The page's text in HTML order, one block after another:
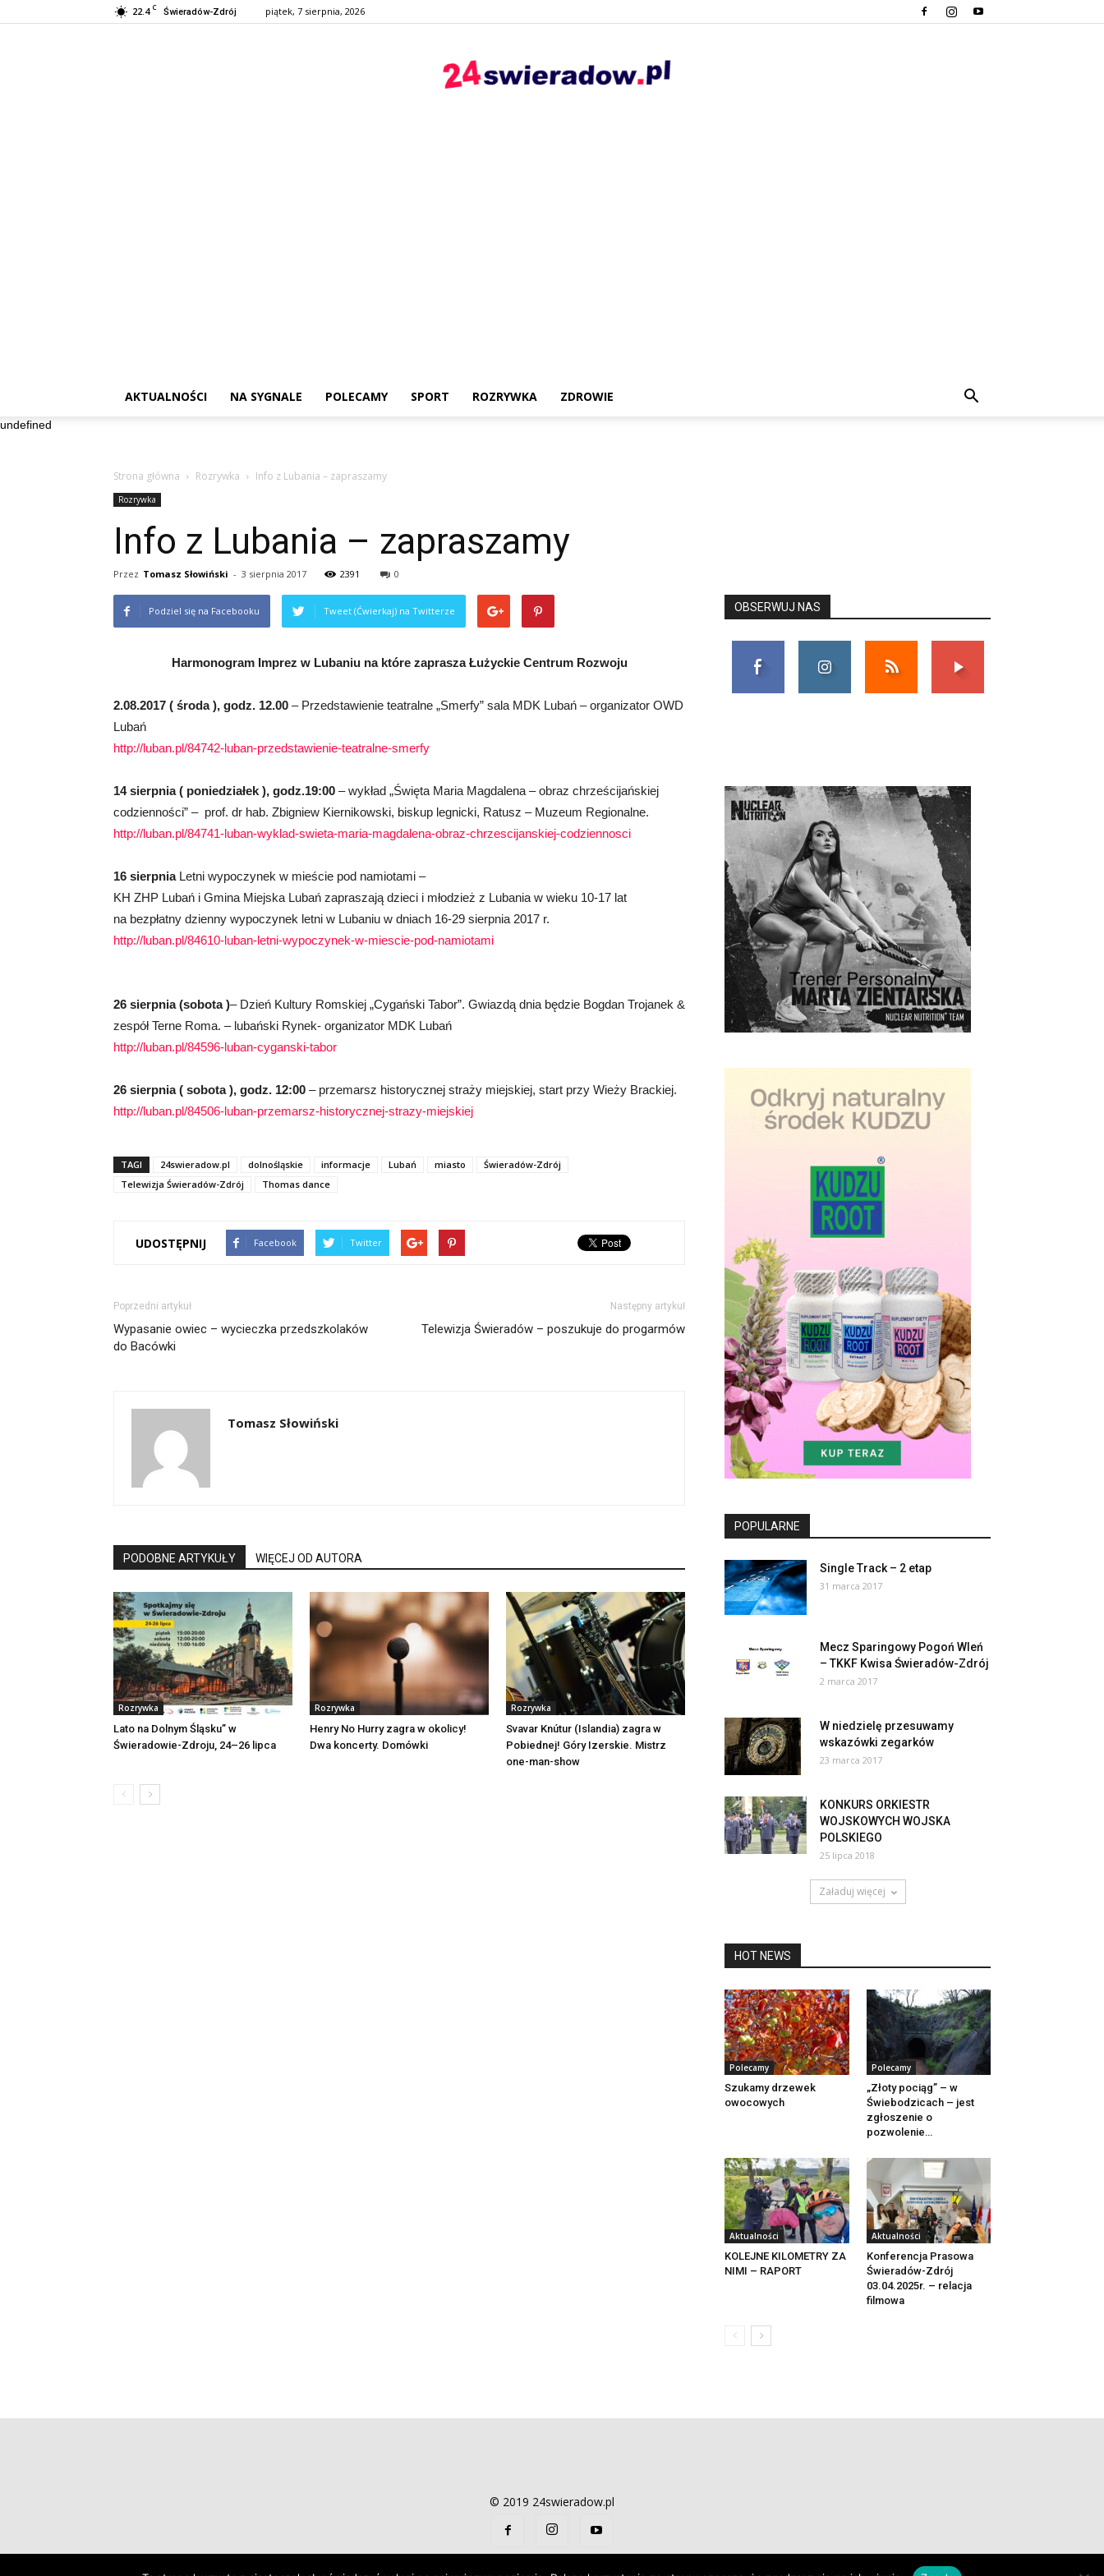
22.4 C Świeradów-Zdrój piątek, 7 sierpnia, 2026
AKTUALNOŚCI NA SYGNALE POLECAMY SPORT ROZRYWKA ZDROWIE
undefined
Strona główna Rozrywka Info z Lubania – zapraszamy
Rozrywka
Info z Lubania – zapraszamy
Przez Tomasz Słowiński - 3 sierpnia 2017 2391 0
Podziel się na Facebooku Tweet (Ćwierkaj) na Twitterze
Harmonogram Imprez w Lubaniu na które zaprasza Łużyckie Centrum Rozwoju
2.08.2017 ( środa ), godz. 12.00 – Przedstawienie teatralne „Smerfy” sala MDK Lubań – organizator OWD
Lubań
http://luban.pl/84742-luban-przedstawienie-teatralne-smerfy
14 sierpnia ( poniedziałek ), godz.19:00 – wykład „Święta Maria Magdalena – obraz chrześcijańskiej
codzienności” – prof. dr hab. Zbigniew Kiernikowski, biskup legnicki, Ratusz – Muzeum Regionalne.
http://luban.pl/84741-luban-wyklad-swieta-maria-magdalena-obraz-chrzescijanskiej-codziennosci
16 sierpniaLetni wypoczynek w mieście pod namiotami –
KH ZHP Lubań i Gmina Miejska Lubań zapraszają dzieci i młodzież z Lubania w wieku 10-17 lat
na bezpłatny dzienny wypoczynek letni w Lubaniu w dniach 16-29 sierpnia 2017 r.
http://luban.pl/84610-luban-letni-wypoczynek-w-miescie-pod-namiotami
26 sierpnia (sobota )– Dzień Kultury Romskiej „Cygański Tabor”. Gwiazdą dnia będzie Bogdan Trojanek &
zespół Terne Roma. – lubański Rynek- organizator MDK Lubań
http://luban.pl/84596-luban-cyganski-tabor
26 sierpnia ( sobota ), godz. 12:00 – przemarsz historycznej straży miejskiej, start przy Wieży Brackiej.
http://luban.pl/84506-luban-przemarsz-historycznej-strazy-miejskiej
TAGI 24swieradow.pl dolnośląskie informacje Lubań miasto
Świeradów-Zdrój
Telewizja Świeradów-Zdrój
Thomas dance
UDOSTĘPNIJ Facebook Twitter
Poprzedni artykuł
Wypasanie owiec – wycieczka przedszkolaków
do Bacówki
Następny artykuł
Telewizja Świeradów – poszukuje do progarmów
Tomasz Słowiński
PODOBNE ARTYKUŁY WIĘCEJ OD AUTORA
Rozrywka
Lato na Dolnym Śląsku” w
Świeradowie-Zdroju, 24–26 lipca
Rozrywka
Henry No Hurry zagra w okolicy!
Dwa koncerty. Domówki
Rozrywka
Svavar Knútur (Islandia) zagra w
Pobiednej! Góry Izerskie. Mistrz
one-man-show
OBSERWUJ NAS
POPULARNE
Single Track – 2 etap
31 marca 2017
Mecz Sparingowy Pogoń Wleń
– TKKF Kwisa Świeradów-Zdrój
2 marca 2017
W niedzielę przesuwamy
wskazówki zegarków
23 marca 2017
KONKURS ORKIESTR
WOJSKOWYCH WOJSKA
POLSKIEGO
25 lipca 2018
Załaduj więcej
HOT NEWS
Polecamy
Szukamy drzewek
owocowych
Polecamy
„Złoty pociąg” – w
Świebodzicach – jest
zgłoszenie o
pozwolenie…
Aktualności
KOLEJNE KILOMETRY ZA
NIMI – RAPORT
Aktualności
Konferencja Prasowa
Świeradów-Zdrój
03.04.2025r. – relacja
filmowa
© 2019 24swieradow.pl